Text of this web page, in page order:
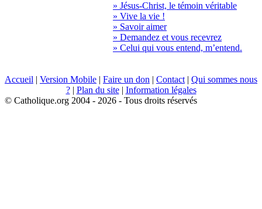
» Jésus-Christ, le témoin véritable
» Vive la vie !
» Savoir aimer
» Demandez et vous recevrez
» Celui qui vous entend, m’entend.
Accueil | Version Mobile | Faire un don | Contact | Qui sommes nous
?| Plan du site| Information légales
© Catholique.org 2004 - 2026 - Tous droits réservés